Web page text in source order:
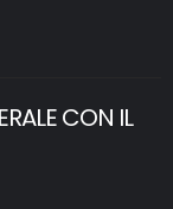
CON IL